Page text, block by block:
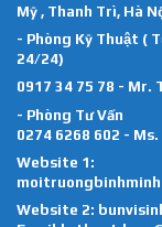
Mỹ , Thanh Trì, Hà
- Phòng Kỹ Thuật (
24/24)
0917 34 75 78 - Mr.
- Phòng Tư Vấn
0274 6268 602 -
Website 1:
Website 2: